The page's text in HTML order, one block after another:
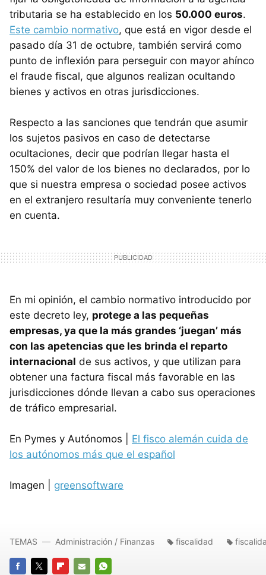
tributaria se ha establecido en los 50.000 euros.
Este cambio normativo, que está en vigor desde el
pasado día 31 de octubre, también servirá como
punto de inflexión para perseguir con mayor ahínco
el fraude fiscal, que algunos realizan ocultando
bienes y activos en otras jurisdicciones.
Respecto a las sanciones que tendrán que asumir
los sujetos pasivos en caso de detectarse
ocultaciones, decir que podrían llegar hasta el
150% del valor de los bienes no declarados, por lo
que si nuestra empresa o sociedad posee activos
en el extranjero resultaría muy conveniente tenerlo
en cuenta.
En mi opinión, el cambio normativo introducido por
este decreto ley, protege a las pequeñas
empresas, ya que la más grandes ‘juegan’ más
con las apetencias que les brinda el reparto
internacional de sus activos, y que utilizan para
obtener una factura fiscal más favorable en las
jurisdicciones dónde llevan a cabo sus operaciones
de tráfico empresarial.
En Pymes y Autónomos | El fisco alemán cuida de
los autónomos más que el español
Imagen | greensoftware
TEMAS Administración / Finanzas fiscalidad